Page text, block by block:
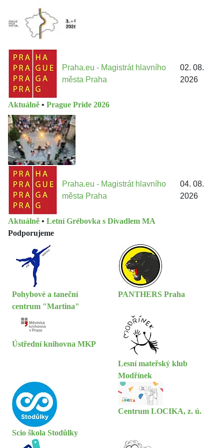
Praha.eu - Magistrát hlavního
města Praha
02. 08.
2026
Aktuálně • Prague Pride 2026
Praha.eu - Magistrát hlavního
města Praha
04. 08.
2026
Aktuálně • Letní Grébovka s Divadlem MA
Podporujeme
Pohybové a taneční
centrum "Martina"
PANTHERS Praha
Ústřední knihovna MKP
Lesní mateřský klub
Modřínek
Scio škola Stodůlky
Centrum LOCIKA, z. ú.